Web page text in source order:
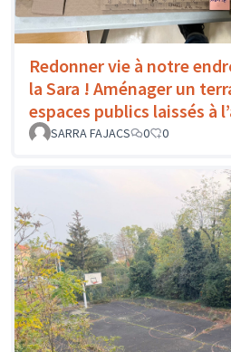
Redonner vie à notre
la Sara ! Aménager un
espaces publics laissés à
SARRA FAJACS 0 0